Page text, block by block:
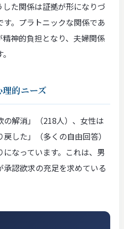
た関係は証拠が形になりづ
。プラトニックな関係であ
神的負担となり、夫婦関係
的ニーズ
解消」（218人）、女性は
戻した」（多くの自由回答）
なっています。これは、男
認欲求の充足を求めている